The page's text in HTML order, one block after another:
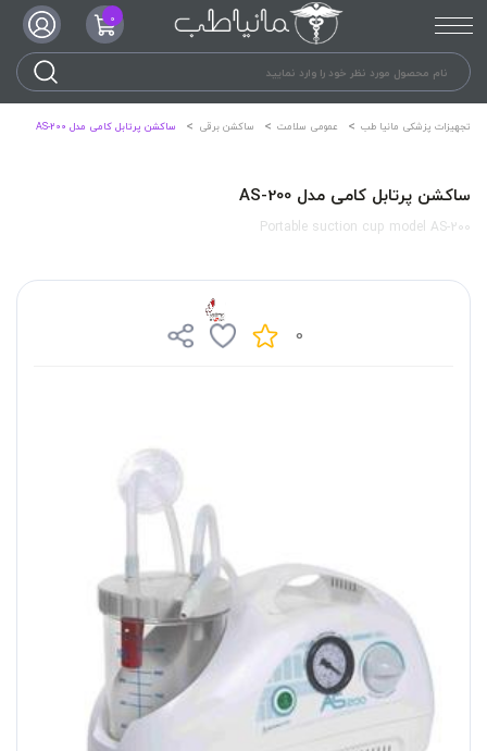
0
تجهیزات پزشکی مانیا طب عمومی سلامت ساکشن برقی ساکشن پرتابل کامی مدل AS-200
ساکشن پرتابل کامی مدل AS-200
Portable suction cup model AS-200
0